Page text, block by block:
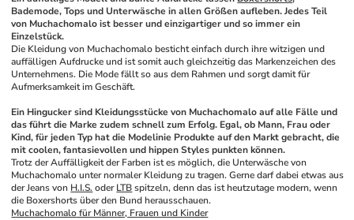
Bademode, Tops und Unterwäsche in allen Größen aufleben. Jedes Teil
von Muchachomalo ist besser und einzigartiger und so immer ein
Einzelstück.
Die Kleidung von Muchachomalo besticht einfach durch ihre witzigen und
auffälligen Aufdrucke und ist somit auch gleichzeitig das Markenzeichen des
Unternehmens. Die Mode fällt so aus dem Rahmen und sorgt damit für
Aufmerksamkeit im Geschäft.
Ein Hingucker sind Kleidungsstücke von Muchachomalo auf alle Fälle und
das führt die Marke zudem schnell zum Erfolg. Egal, ob Mann, Frau oder
Kind, für jeden Typ hat die Modelinie Produkte auf den Markt gebracht, die
mit coolen, fantasievollen und hippen Styles punkten können.
Trotz der Auffälligkeit der Farben ist es möglich, die Unterwäsche von
Muchachomalo unter normaler Kleidung zu tragen. Gerne darf dabei etwas aus
der Jeans von H.I.S. oder LTB spitzeln, denn das ist heutzutage modern, wenn
die Boxershorts über den Bund herausschauen.
Muchachomalo für Männer, Frauen und Kinder